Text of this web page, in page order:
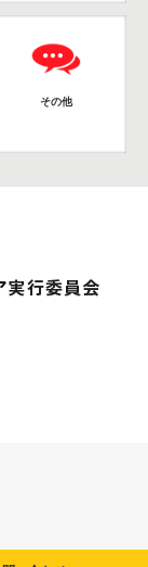
その他